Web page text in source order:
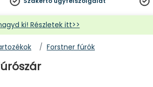
ki! Részletek itt>>
Forstner fúrók